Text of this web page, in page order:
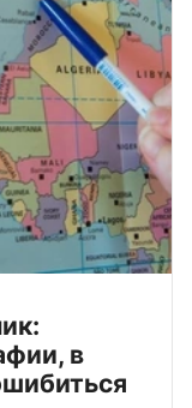
в